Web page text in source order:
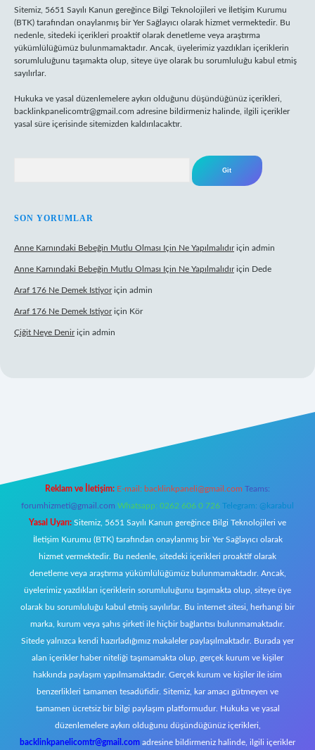
Sitemiz, 5651 Sayılı Kanun gereğince Bilgi Teknolojileri ve İletişim Kurumu
(BTK) tarafından onaylanmış bir Yer Sağlayıcı olarak hizmet vermektedir. Bu
nedenle, sitedeki içerikleri proaktif olarak denetleme veya araştırma
yükümlülüğümüz bulunmamaktadır. Ancak, üyelerimiz yazdıkları içeriklerin
sorumluluğunu taşımakta olup, siteye üye olarak bu sorumluluğu kabul etmiş
sayılırlar.
Hukuka ve yasal düzenlemelere aykırı olduğunu düşündüğünüz içerikleri,
backlinkpanelicomtr@gmail.com adresine bildirmeniz halinde, ilgili içerikler
yasal süre içerisinde sitemizden kaldırılacaktır.
SON YORUMLAR
Anne Karnındaki Bebeğin Mutlu Olması Için Ne Yapılmalıdıriçin admin
Anne Karnındaki Bebeğin Mutlu Olması Için Ne Yapılmalıdıriçin Dede
Araf 176 Ne Demek Istiyoriçin admin
Araf 176 Ne Demek Istiyoriçin Kör
Çiğit Neye Deniriçin admin
Reklam ve İletişim: E-mail: backlinkpaneli@gmail.com Teams:
forumhizmeti@gmail.com Whatsapp: 0262 606 0 726 Telegram: @karabul
Yasal Uyarı: Sitemiz, 5651 Sayılı Kanun gereğince Bilgi Teknolojileri ve
İletişim Kurumu (BTK) tarafından onaylanmış bir Yer Sağlayıcı olarak
hizmet vermektedir. Bu nedenle, sitedeki içerikleri proaktif olarak
denetleme veya araştırma yükümlülüğümüz bulunmamaktadır. Ancak,
üyelerimiz yazdıkları içeriklerin sorumluluğunu taşımakta olup, siteye üye
olarak bu sorumluluğu kabul etmiş sayılırlar. Bu internet sitesi, herhangi bir
marka, kurum veya şahıs şirketi ile hiçbir bağlantısı bulunmamaktadır.
Sitede yalnızca kendi hazırladığımız makaleler paylaşılmaktadır. Burada yer
alan içerikler haber niteliği taşımamakta olup, gerçek kurum ve kişiler
hakkında paylaşım yapılmamaktadır. Gerçek kurum ve kişiler ile isim
benzerlikleri tamamen tesadüfidir. Sitemiz, kar amacı gütmeyen ve
tamamen ücretsiz bir bilgi paylaşım platformudur. Hukuka ve yasal
düzenlemelere aykırı olduğunu düşündüğünüz içerikleri,
backlinkpanelicomtr@gmail.com adresine bildirmeniz halinde, ilgili içerikler